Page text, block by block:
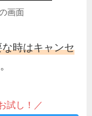
画面
な時はキャンセ
試し！／